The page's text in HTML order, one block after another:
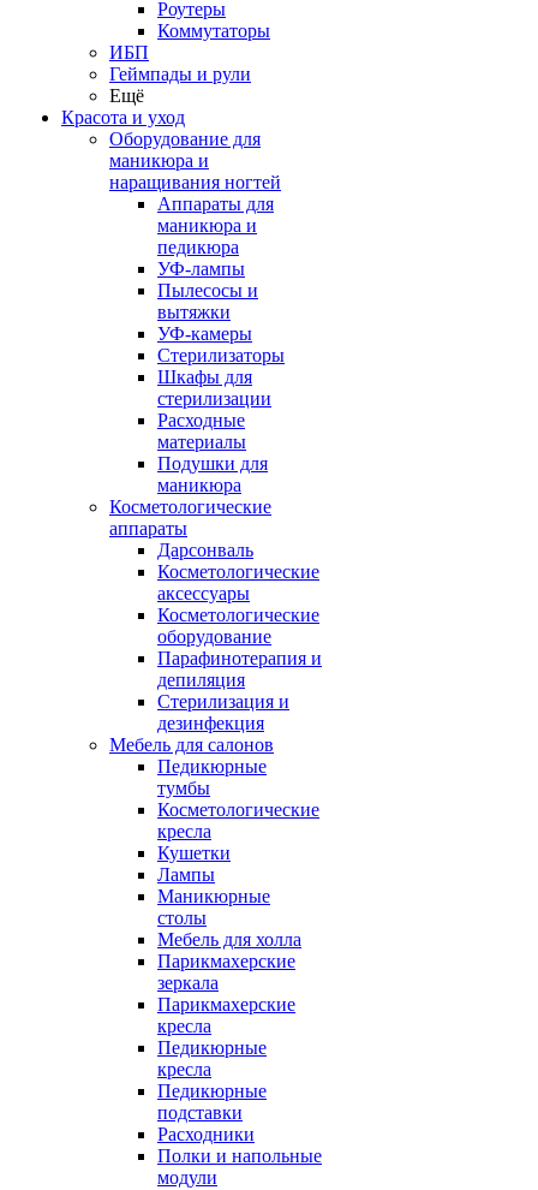
Роутеры
Коммутаторы
ИБП
Геймпады и рули
Ещё
Красота и уход
Оборудование для
маникюра и
наращивания ногтей
Аппараты для
маникюра и
педикюра
УФ-лампы
Пылесосы и
вытяжки
УФ-камеры
Стерилизаторы
Шкафы для
стерилизации
Расходные
материалы
Подушки для
маникюра
Косметологические
аппараты
Дарсонваль
Косметологические
аксессуары
Косметологические
оборудование
Парафинотерапия и
депиляция
Стерилизация и
дезинфекция
Мебель для салонов
Педикюрные
тумбы
Косметологические
кресла
Кушетки
Лампы
Маникюрные
столы
Мебель для холла
Парикмахерские
зеркала
Парикмахерские
кресла
Педикюрные
кресла
Педикюрные
подставки
Расходники
Полки и напольные
модули